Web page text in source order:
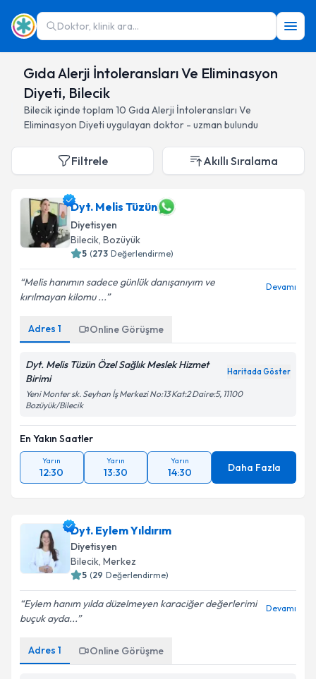
Doktor, klinik ara...
Gıda Alerji İntoleransları Ve Eliminasyon
Diyeti, Bilecik
Bilecikiçinde toplam 10 Gıda Alerji İntoleransları Ve
Eliminasyon Diyeti uygulayan doktor - uzman bulundu
Filtrele Akıllı Sıralama
Dyt. Melis Tüzün
Diyetisyen
Bilecik, Bozüyük
5 (273 Değerlendirme)
Melis hanımın sadece günlük danışanıyım ve
kırılmayan kilomu ...
Devamı
Adres 1 Online Görüşme
Dyt. Melis Tüzün Özel Sağlık Meslek Hizmet
Birimi
Haritada Göster
Yeni Monter sk. Seyhan İş Merkezi No:13 Kat:2 Daire:5, 11100
Bozüyük/Bilecik
En Yakın Saatler
Yarın
12:30
Yarın
13:30
Yarın
14:30 Daha Fazla
Dyt. Eylem Yıldırım
Diyetisyen
Bilecik, Merkez
5 (29 Değerlendirme)
Eylem hanım yılda düzelmeyen karaciğer değerlerimi
buçuk ayda...
Devamı
Adres 1 Online Görüşme